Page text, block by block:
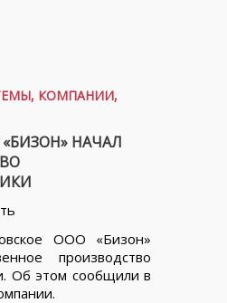
, КОМПАНИИ,
НАЧАЛ
ООО «Бизон»
производство
Об этом сообщили в